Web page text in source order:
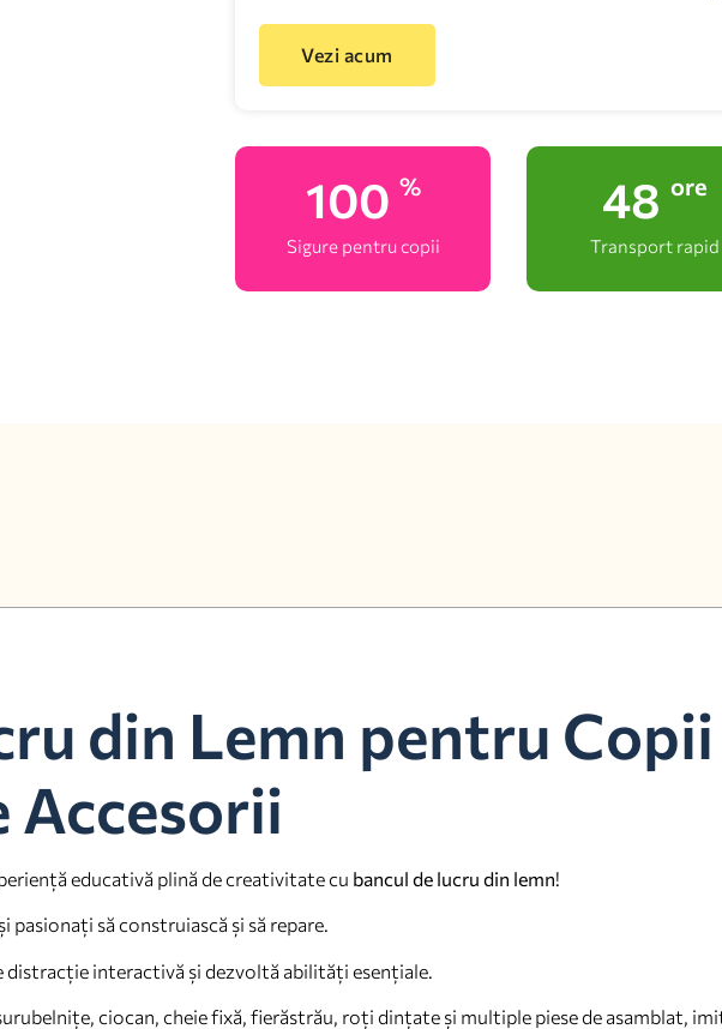
Vezi acum
100 %
Sigure pentru copii
48 ore
Transport rapid
din Lemn pentru
Accesorii
educativă plină de creativitate cu bancul de lucru din lemn!
să construiască și să repare.
interactivă și dezvoltă abilități esențiale.
ciocan, cheie fixă, fierăstrău, roți dințate și multiple piese de asamblat,